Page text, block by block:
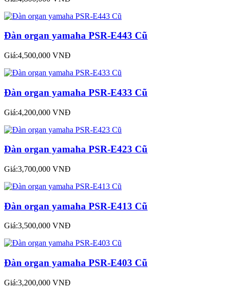
Đàn organ yamaha PSR-E443 Cũ
Giá:4,500,000 VNĐ
Đàn organ yamaha PSR-E433 Cũ
Giá:4,200,000 VNĐ
Đàn organ yamaha PSR-E423 Cũ
Giá:3,700,000 VNĐ
Đàn organ yamaha PSR-E413 Cũ
Giá:3,500,000 VNĐ
Đàn organ yamaha PSR-E403 Cũ
Giá:3,200,000 VNĐ